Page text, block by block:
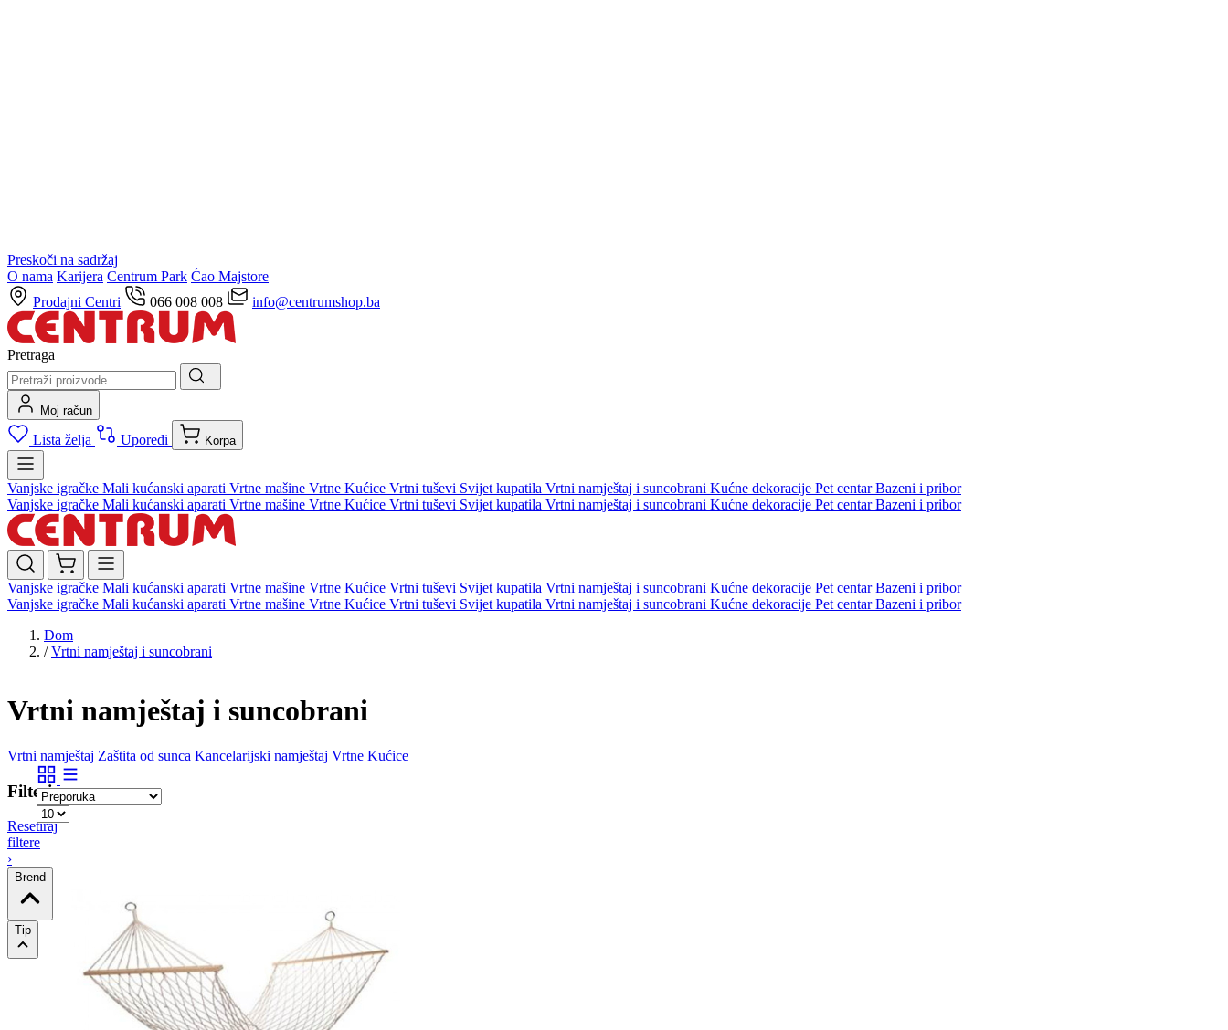
Preskoči na sadržaj
O nama Karijera Centrum Park Ćao Majstore
Prodajni Centri
066 008 008 info@centrumshop.ba
Pretraga
Moj račun
Lista želja Uporedi Korpa
Vanjske igračke Mali kućanski aparati Vrtne mašine Vrtne Kućice Vrtni tuševi Svijet kupatila Vrtni namještaj i suncobrani Kućne dekoracije Pet centarBazeni i pribor
Vanjske igračke Mali kućanski aparati Vrtne mašine Vrtne Kućice Vrtni tuševi Svijet kupatila Vrtni namještaj i suncobrani Kućne dekoracije Pet centarBazeni i pribor
Vanjske igračke Mali kućanski aparati Vrtne mašine Vrtne Kućice Vrtni tuševi Svijet kupatila Vrtni namještaj i suncobrani Kućne dekoracije Pet centarBazeni i pribor
Vanjske igračke Mali kućanski aparati Vrtne mašine Vrtne Kućice Vrtni tuševi Svijet kupatila Vrtni namještaj i suncobrani Kućne dekoracije Pet centarBazeni i pribor
Dom
/ Vrtni namještaj i suncobrani
Vrtni namještaj i suncobrani
Vrtni namještaj Zaštita od sunca Kancelarijski namještaj Vrtne Kućice
Filteri
Resetiraj
filtere
›
Brend
Tip